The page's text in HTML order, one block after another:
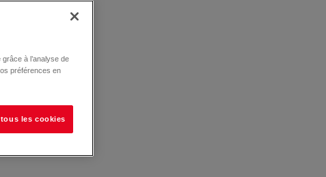
à l’analyse de
préférences en
les cookies